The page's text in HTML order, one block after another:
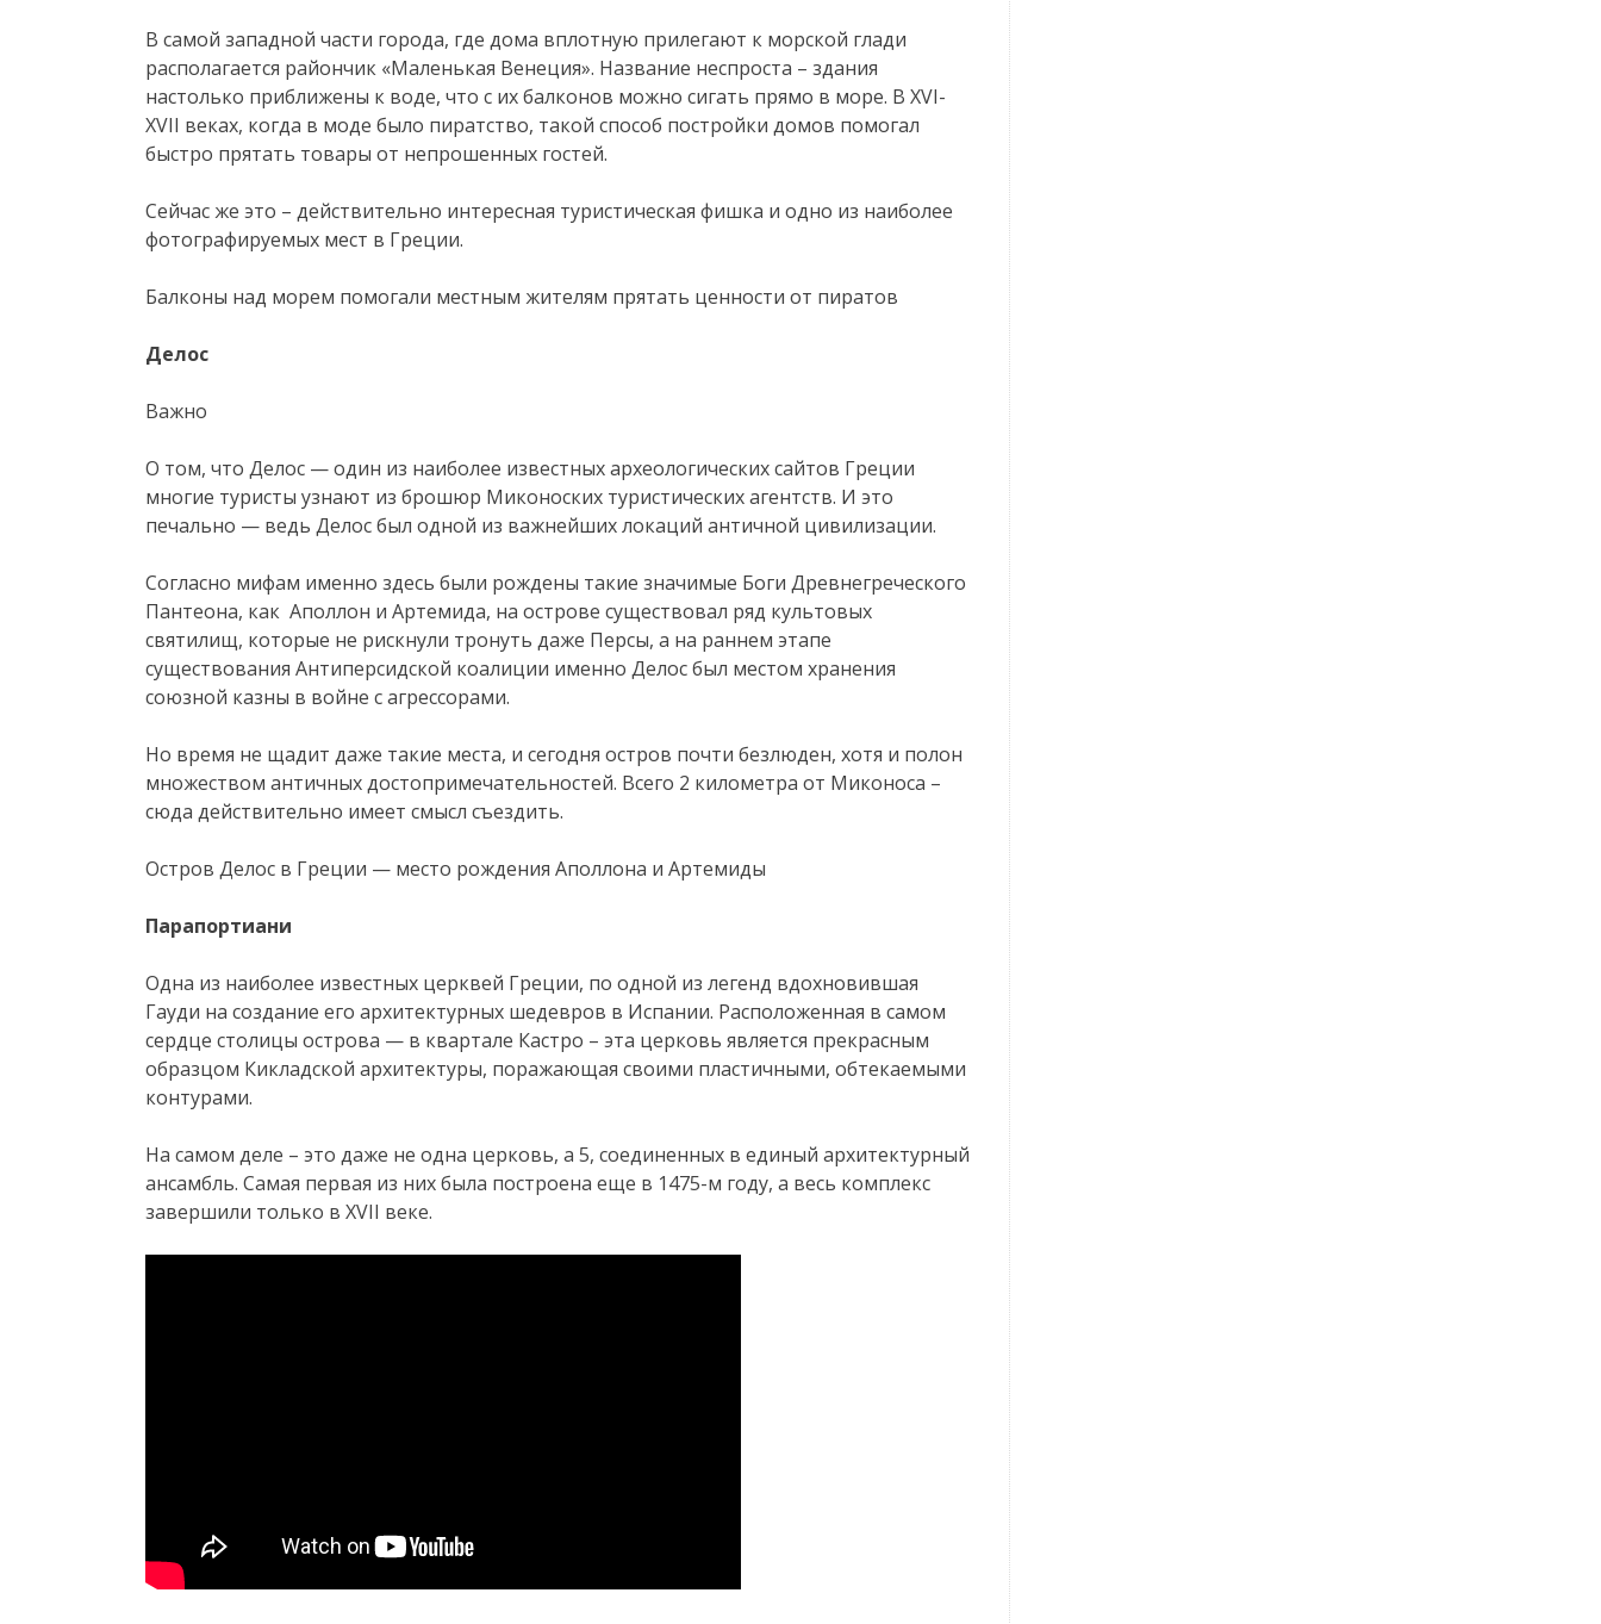
В самой западной части города, где дома вплотную прилегают к морской глади
располагается райончик «Маленькая Венеция». Название неспроста – здания
настолько приближены к воде, что с их балконов можно сигать прямо в море. В XVI-
XVII веках, когда в моде было пиратство, такой способ постройки домов помогал
быстро прятать товары от непрошенных гостей.
Сейчас же это – действительно интересная туристическая фишка и одно из наиболее
фотографируемых мест в Греции.
Балконы над морем помогали местным жителям прятать ценности от пиратов
Делос
Важно
О том, что Делос — один из наиболее известных археологических сайтов Греции
многие туристы узнают из брошюр Миконоских туристических агентств. И это
печально — ведь Делос был одной из важнейших локаций античной цивилизации.
Согласно мифам именно здесь были рождены такие значимые Боги Древнегреческого
Пантеона, как Аполлон и Артемида, на острове существовал ряд культовых
святилищ, которые не рискнули тронуть даже Персы, а на раннем этапе
существования Антиперсидской коалиции именно Делос был местом хранения
союзной казны в войне с агрессорами.
Но время не щадит даже такие места, и сегодня остров почти безлюден, хотя и полон
множеством античных достопримечательностей. Всего 2 километра от Миконоса –
сюда действительно имеет смысл съездить.
Остров Делос в Греции — место рождения Аполлона и Артемиды
Парапортиани
Одна из наиболее известных церквей Греции, по одной из легенд вдохновившая
Гауди на создание его архитектурных шедевров в Испании. Расположенная в самом
сердце столицы острова — в квартале Кастро – эта церковь является прекрасным
образцом Кикладской архитектуры, поражающая своими пластичными, обтекаемыми
контурами.
На самом деле – это даже не одна церковь, а 5, соединенных в единый архитектурный
ансамбль. Самая первая из них была построена еще в 1475-м году, а весь комплекс
завершили только в XVII веке.